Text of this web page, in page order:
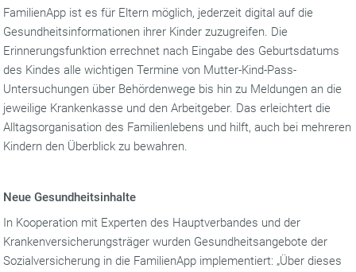
FamilienApp ist es für Eltern möglich, jederzeit digital auf die
Gesundheitsinformationen ihrer Kinder zuzugreifen. Die
Erinnerungsfunktion errechnet nach Eingabe des Geburtsdatums
des Kindes alle wichtigen Termine von Mutter-Kind-Pass-
Untersuchungen über Behördenwege bis hin zu Meldungen an die
jeweilige Krankenkasse und den Arbeitgeber. Das erleichtert die
Alltagsorganisation des Familienlebens und hilft, auch bei mehreren
Kindern den Überblick zu bewahren.
Neue Gesundheitsinhalte
In Kooperation mit Experten des Hauptverbandes und der
Krankenversicherungsträger wurden Gesundheitsangebote der
Sozialversicherung in die FamilienApp implementiert: „Über dieses